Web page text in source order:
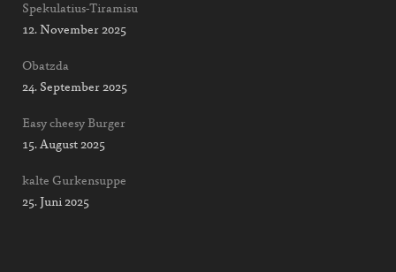
Spekulatius-Tiramisu
12. November 2025
Obatzda
24. September 2025
Easy cheesy Burger
15. August 2025
kalte Gurkensuppe
25. Juni 2025